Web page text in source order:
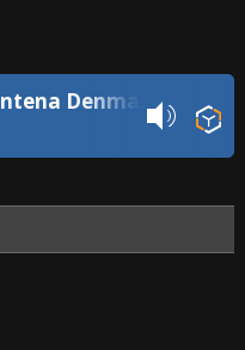
Radio Antena Denmark